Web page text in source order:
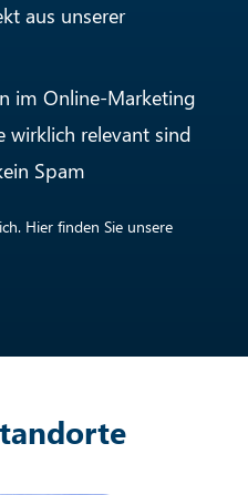
aus unserer
im Online-Marketing
wirklich relevant sind
Spam
Hier finden Sie unsere